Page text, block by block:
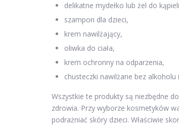
delikatne mydełko lub żel do
szampon dla dzieci,
krem nawilżający,
oliwka do ciała,
krem ochronny na odparzenia,
chusteczki nawilżane bez alkoholu
Wszystkie te produkty są niezbędne
zdrowia. Przy wyborze kosmetyków
podrażniać skóry dzieci. Właściwie